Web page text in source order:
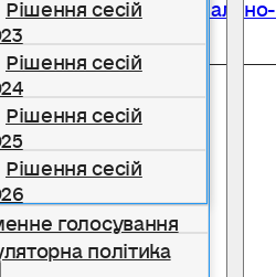
Рішення сесій
Рішення сесій
Рішення сесій
голосування
політика
№
року